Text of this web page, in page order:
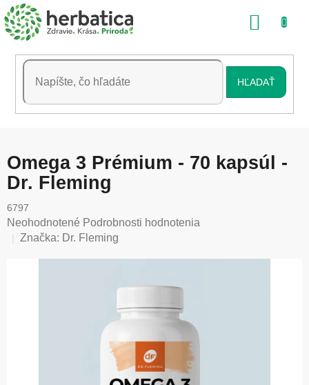
Prejsť
na
obsah
HĽADAŤ
Omega 3 Prémium - 70 kapsúl -
Dr. Fleming
6797
Priemerné
hodnotenie
Neohodnotené Podrobnosti hodnotenia
Značka: Dr. Fleming